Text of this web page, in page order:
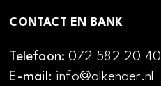
CONTACT EN BANK
Telefoon:072 582 20 40
E-mail: info@alkenaer.nl